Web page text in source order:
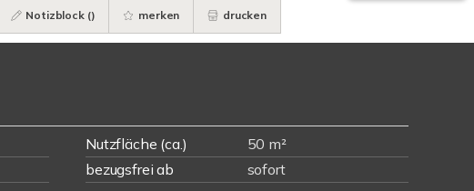
Notizblock () merken drucken
Nutzfläche (ca.)
50 m²
bezugsfrei ab sofort